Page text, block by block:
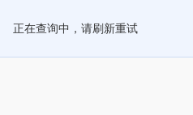
正在查询中，请刷新重试